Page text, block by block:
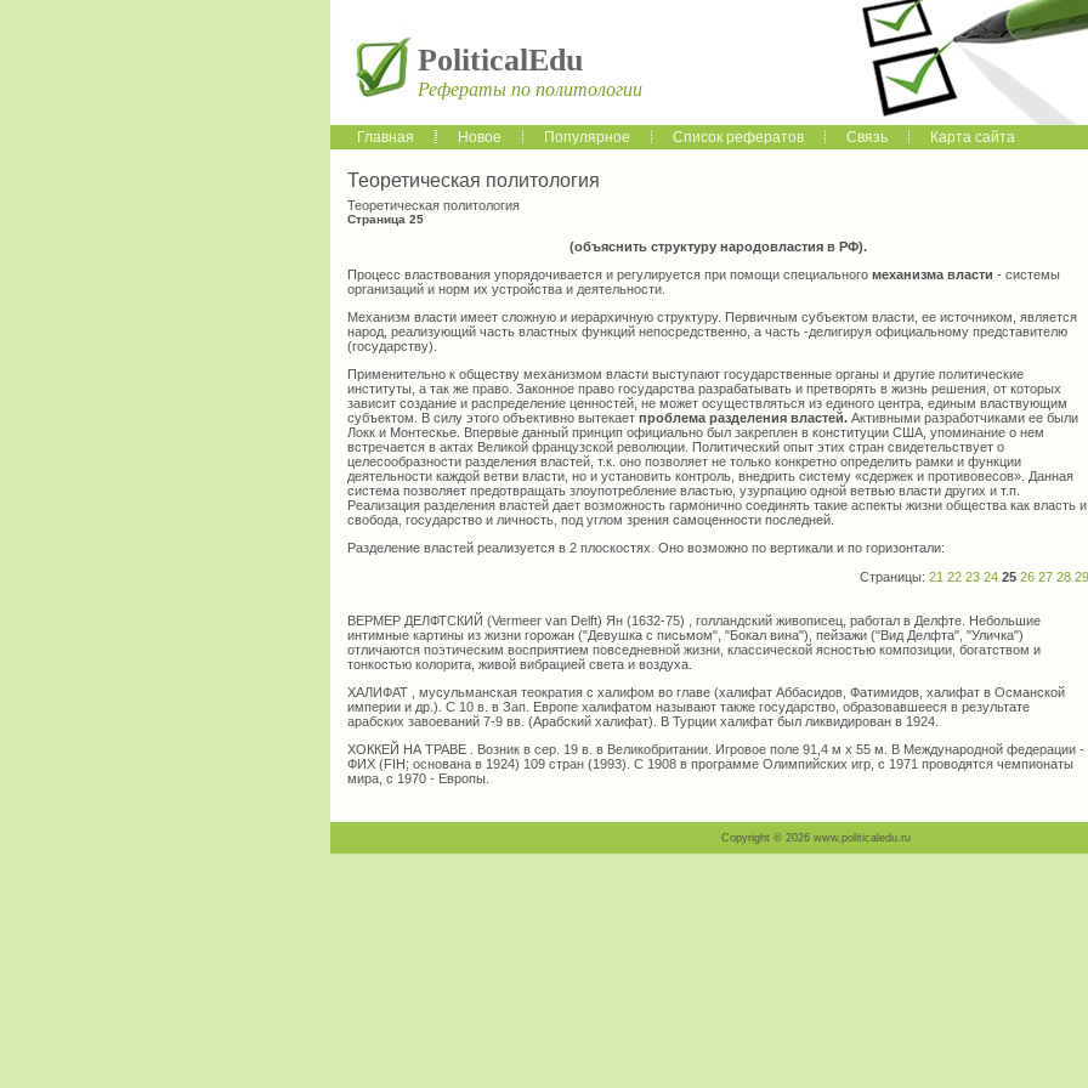
PoliticalEdu
Рефераты по политологии
Главная Новое Популярное Список рефератов Связь Карта сайта
Теоретическая политология
Теоретическая политология
Страница 25
(объяснить структуру народовластия в РФ).
Процесс властвования упорядочивается и регулируется при помощи специального механизма власти - системы
организаций и норм их устройства и деятельности.
Механизм власти имеет сложную и иерархичную структуру. Первичным субъектом власти, ее источником, является
народ, реализующий часть властных функций непосредственно, а часть -делигируя официальному представителю
(государству).
Применительно к обществу механизмом власти выступают государственные органы и другие политические
институты, а так же право. Законное право государства разрабатывать и претворять в жизнь решения, от которых
зависит создание и распределение ценностей, не может осуществляться из единого центра, единым властвующим
субъектом. В силу этого объективно вытекает проблема разделения властей. Активными разработчиками ее были
Локк и Монтескье. Впервые данный принцип официально был закреплен в конституции США, упоминание о нем
встречается в актах Великой французской революции. Политический опыт этих стран свидетельствует о
целесообразности разделения властей, т.к. оно позволяет не только конкретно определить рамки и функции
деятельности каждой ветви власти, но и установить контроль, внедрить систему «сдержек и противовесов». Данная
система позволяет предотвращать злоупотребление властью, узурпацию одной ветвью власти других и т.п.
Реализация разделения властей дает возможность гармонично соединять такие аспекты жизни общества как власть и
свобода, государство и личность, под углом зрения самоценности последней.
Разделение властей реализуется в 2 плоскостях. Оно возможно по вертикали и по горизонтали:
Страницы: 21 22 23 24 25 26 27 28 29
ВЕРМЕР ДЕЛФТСКИЙ (Vermeer van Delft) Ян (1632-75) , голландский живописец, работал в Делфте. Небольшие
интимные картины из жизни горожан ("Девушка с письмом", "Бокал вина"), пейзажи ("Вид Делфта", "Уличка")
отличаются поэтическим восприятием повседневной жизни, классической ясностью композиции, богатством и
тонкостью колорита, живой вибрацией света и воздуха.
ХАЛИФАТ , мусульманская теократия с халифом во главе (халифат Аббасидов, Фатимидов, халифат в Османской
империи и др.). С 10 в. в Зап. Европе халифатом называют также государство, образовавшееся в результате
арабских завоеваний 7-9 вв. (Арабский халифат). В Турции халифат был ликвидирован в 1924.
ХОККЕЙ НА ТРАВЕ . Возник в сер. 19 в. в Великобритании. Игровое поле 91,4 м х 55 м. В Международной федерации -
ФИХ (FIH; основана в 1924) 109 стран (1993). С 1908 в программе Олимпийских игр, с 1971 проводятся чемпионаты
мира, с 1970 - Европы.
Copyright © 2026 www.politicaledu.ru